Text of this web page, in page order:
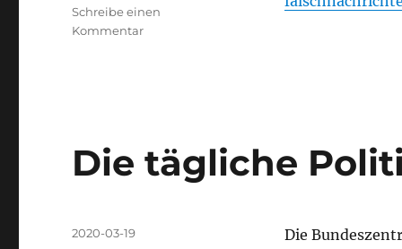
Schreibe einen
Kommentarzu
Die tägliche
Die
Veröffentlicht
2020-03-19